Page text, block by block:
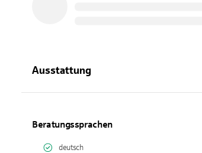
Ausstattung
Beratungssprachen
deutsch